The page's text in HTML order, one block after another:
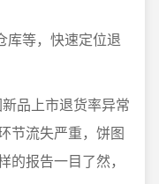
库等，快速定位退
品上市退货率异常
节流失严重，饼图
的报告一目了然，